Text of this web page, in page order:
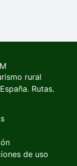
rural
Rutas.
de uso